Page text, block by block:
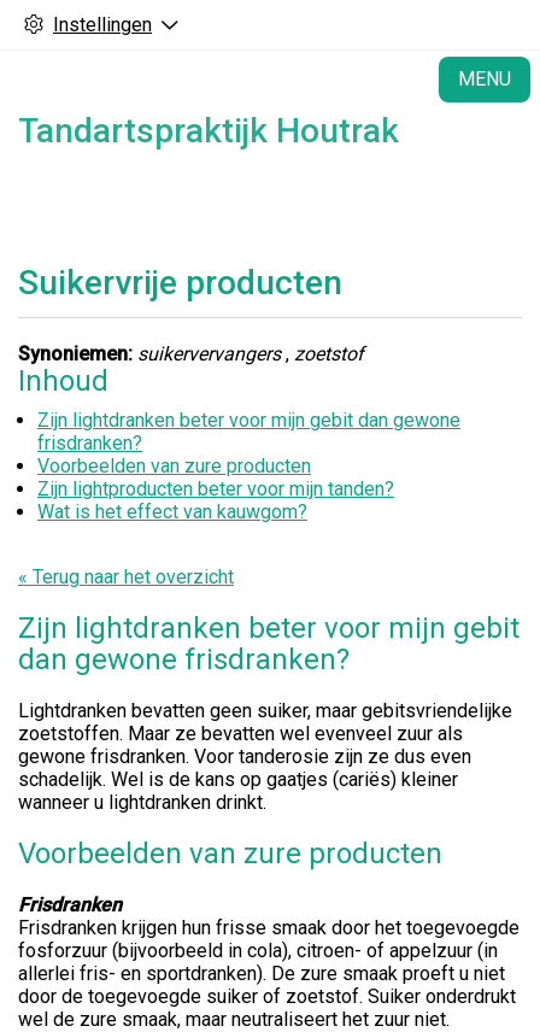
Instellingen
MENU
Tandartspraktijk Houtrak
Suikervrije producten
Synoniemen: suikervervangers, zoetstof
Inhoud
Zijn lightdranken beter voor mijn gebit dan gewone
frisdranken?
Voorbeelden van zure producten
Zijn lightproducten beter voor mijn tanden?
Wat is het effect van kauwgom?
« Terug naar het overzicht
Zijn lightdranken beter voor mijn gebit
dan gewone frisdranken?
Lightdranken bevatten geen suiker, maar gebitsvriendelijke
zoetstoffen. Maar ze bevatten wel evenveel zuur als
gewone frisdranken. Voor tanderosie zijn ze dus even
schadelijk. Wel is de kans op gaatjes (cariës) kleiner
wanneer u lightdranken drinkt.
Voorbeelden van zure producten
Frisdranken
Frisdranken krijgen hun frisse smaak door het toegevoegde
fosforzuur (bijvoorbeeld in cola), citroen- of appelzuur (in
allerlei fris- en sportdranken). De zure smaak proeft u niet
door de toegevoegde suiker of zoetstof. Suiker onderdrukt
wel de zure smaak, maar neutraliseert het zuur niet.